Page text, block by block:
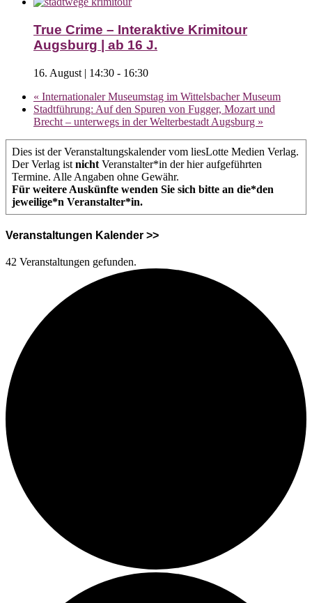
True Crime – Interaktive Krimitour
Augsburg | ab 16 J.
16. August | 14:30 - 16:30
« Internationaler Museumstag im Wittelsbacher Museum
Stadtführung: Auf den Spuren von Fugger, Mozart und
Brecht – unterwegs in der Welterbestadt Augsburg »
Dies ist der Veranstaltungskalender vom liesLotte Medien Verlag.
Der Verlag ist nicht Veranstalter*in der hier aufgeführten
Termine. Alle Angaben ohne Gewähr.
Für weitere Auskünfte wenden Sie sich bitte an die*den
jeweilige*n Veranstalter*in.
Veranstaltungen Kalender >>
42 Veranstaltungen gefunden.